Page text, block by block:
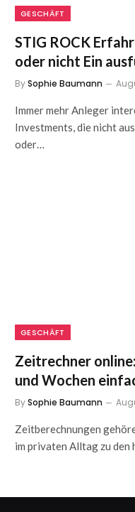
GESCHÄFT
STIG ROCK
oder nicht Ein
BySophie Baumann
Immer mehr Anleger
Investments, die nicht
oder…
GESCHÄFT
Zeitrechner
und Wochen
BySophie Baumann
Zeitberechnungen
im privaten Alltag zu